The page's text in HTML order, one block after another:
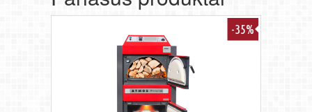
-35%